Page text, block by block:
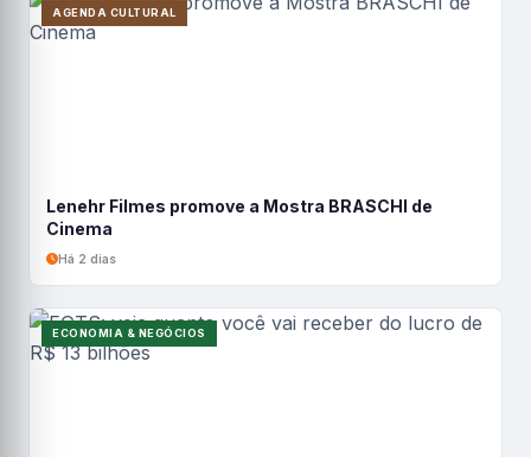
AGENDA CULTURAL
Lenehr Filmes promove a Mostra BRASCHI de
Cinema
Há 2 dias
ECONOMIA & NEGÓCIOS